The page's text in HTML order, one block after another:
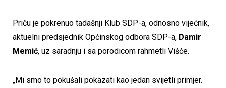
Priču je pokrenuo tadašnji Klub SDP-a, odnosno vijećnik,
aktuelni predsjednik Općinskog odbora SDP-a, Damir
Memić, uz saradnju i sa porodicom rahmetli Višće.
„Mi smo to pokušali pokazati kao jedan svijetli primjer.